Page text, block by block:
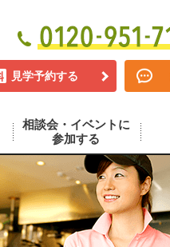
見学予約する
相談会・イベントに
参加する